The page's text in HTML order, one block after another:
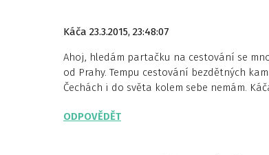
Káča 23.3.2015, 23:48:07
Ahoj, hledám partačku na cestování se
od Prahy. Tempu cestování bezdětných
Čechách i do světa kolem sebe nemám.
ODPOVĚDĚT